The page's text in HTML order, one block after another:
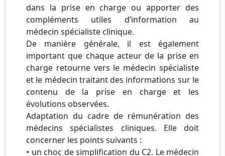
dans la prise en charge ou apporter des
compléments utiles d’information au
médecin spécialiste clinique.
De manière générale, il est également
important que chaque acteur de la prise en
charge retourne vers le médecin spécialiste
et le médecin traitant des informations sur le
contenu de la prise en charge et les
évolutions observées.
Adaptation du cadre de rémunération des
médecins spécialistes cliniques. Elle doit
concerner les points suivants :
• un choc de simplification du C2. Le médecin